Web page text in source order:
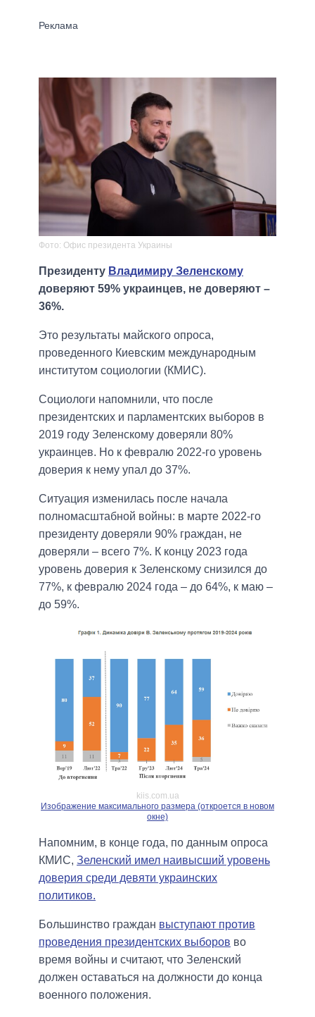
Фото: Офис президента Украины
Президенту Владимиру Зеленскому
доверяют 59% украинцев, не доверяют –
36%.
Это результаты майского опроса,
проведенного Киевским международным
институтом социологии (КМИС).
Социологи напомнили, что после
президентских и парламентских выборов в
2019 году Зеленскому доверяли 80%
украинцев. Но к февралю 2022-го уровень
доверия к нему упал до 37%.
Ситуация изменилась после начала
полномасштабной войны: в марте 2022-го
президенту доверяли 90% граждан, не
доверяли – всего 7%. К концу 2023 года
уровень доверия к Зеленскому снизился до
77%, к февралю 2024 года – до 64%, к маю –
до 59%.
kiis.com.ua
Изображение максимального размера (откроется в новом
окне)
Напомним, в конце года, по данным опроса
КМИС, Зеленский имел наивысший уровень
доверия среди девяти украинских
политиков.
Большинство граждан выступают против
проведения президентских выборов во
время войны и считают, что Зеленский
должен оставаться на должности до конца
военного положения.